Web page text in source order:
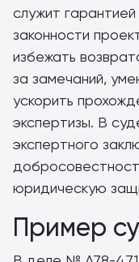
служит
законности
избежать
за замечаний,
ускорить
экспертизы. В
экспертного
юридическую
Пример